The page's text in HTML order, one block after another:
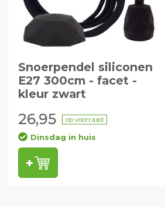
Snoerpendel siliconen
E27 300cm - facet -
kleur zwart
26,95 op voorraad
Dinsdag in huis